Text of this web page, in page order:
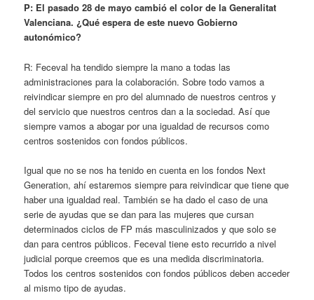
P: El pasado 28 de mayo cambió el color de la Generalitat
Valenciana. ¿Qué espera de este nuevo Gobierno
autonómico?
R: Feceval ha tendido siempre la mano a todas las
administraciones para la colaboración. Sobre todo vamos a
reivindicar siempre en pro del alumnado de nuestros centros y
del servicio que nuestros centros dan a la sociedad. Así que
siempre vamos a abogar por una igualdad de recursos como
centros sostenidos con fondos públicos.
Igual que no se nos ha tenido en cuenta en los fondos Next
Generation, ahí estaremos siempre para reivindicar que tiene que
haber una igualdad real. También se ha dado el caso de una
serie de ayudas que se dan para las mujeres que cursan
determinados ciclos de FP más masculinizados y que solo se
dan para centros públicos. Feceval tiene esto recurrido a nivel
judicial porque creemos que es una medida discriminatoria.
Todos los centros sostenidos con fondos públicos deben acceder
al mismo tipo de ayudas.